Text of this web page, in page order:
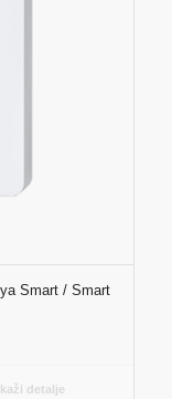
Smart / Smart
detalje